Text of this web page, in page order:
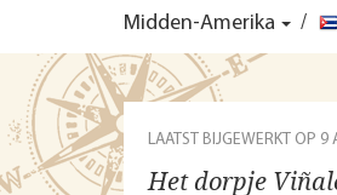
Midden-Amerika /
LAATST BIJGEWERKT OP 9
Het dorpje